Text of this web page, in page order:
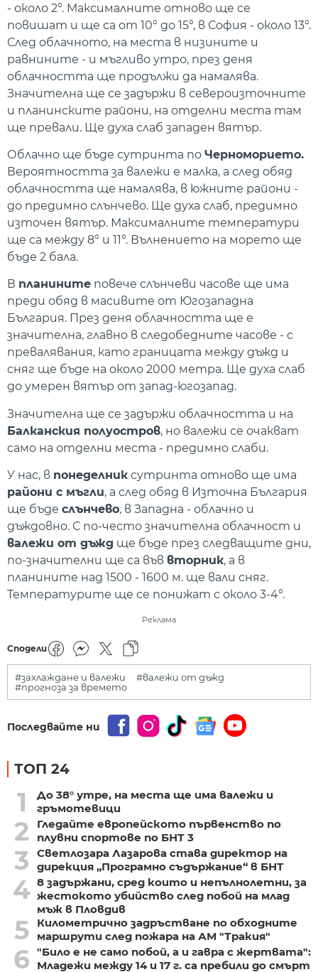
- около 2°. Максималните отново ще се
повишат и ще са от 10° до 15°, в София - около 13°.
След облачното, на места в низините и
равнините - и мъгливо утро, през деня
облачността ще продължи да намалява.
Значителна ще се задържи в североизточните
и планинските райони, на отделни места там
ще превали. Ще духа слаб западен вятър.
Облачно ще бъде сутринта по Черноморието.
Вероятността за валежи е малка, а след обяд
облачността ще намалява, в южните райони -
до предимно слънчево. Ще духа слаб, предимно
източен вятър. Максималните температури
ще са между 8° и 11°. Вълнението на морето ще
бъде 2 бала.
В планините повече слънчеви часове ще има
преди обяд в масивите от Югозападна
България. През деня облачността ще е
значителна, главно в следобедните часове - с
превалявания, като границата между дъжд и
сняг ще бъде на около 2000 метра. Ще духа слаб
до умерен вятър от запад-югозапад.
Значителна ще се задържи облачността и на
Балканския полуостров, но валежи се очакват
само на отделни места - предимно слаби.
У нас, в понеделник сутринта отново ще има
райони с мъгли, а след обяд в Източна България
ще бъде слънчево, в Западна - облачно и
дъждовно. С по-често значителна облачност и
валежи от дъжд ще бъде през следващите дни,
по-значителни ще са във вторник, а в
планините над 1500 - 1600 м. ще вали сняг.
Температурите ще се понижат с около 3-4°.
Реклама
Сподели
#захлаждане и валежи
#валежи от дъжд
#прогноза за времето
Последвайте ни
ТОП 24
1
До 38° утре, на места ще има валежи и
гръмотевици
2
Гледайте европейското първенство по
плувни спортове по БНТ 3
3
Светлозара Лазарова става директор на
дирекция „Програмно съдържание“ в БНТ
4 8 задържани, сред които и непълнолетни, за
жестокото убийство след побой на млад
мъж в Пловдив
5
Километрично задръстване по обходните
маршрути след пожара на АМ "Тракия"
6 "Било е не само побой, а и гавра с жертвата":
Младежи между 14 и 17 г. са пребили до смърт